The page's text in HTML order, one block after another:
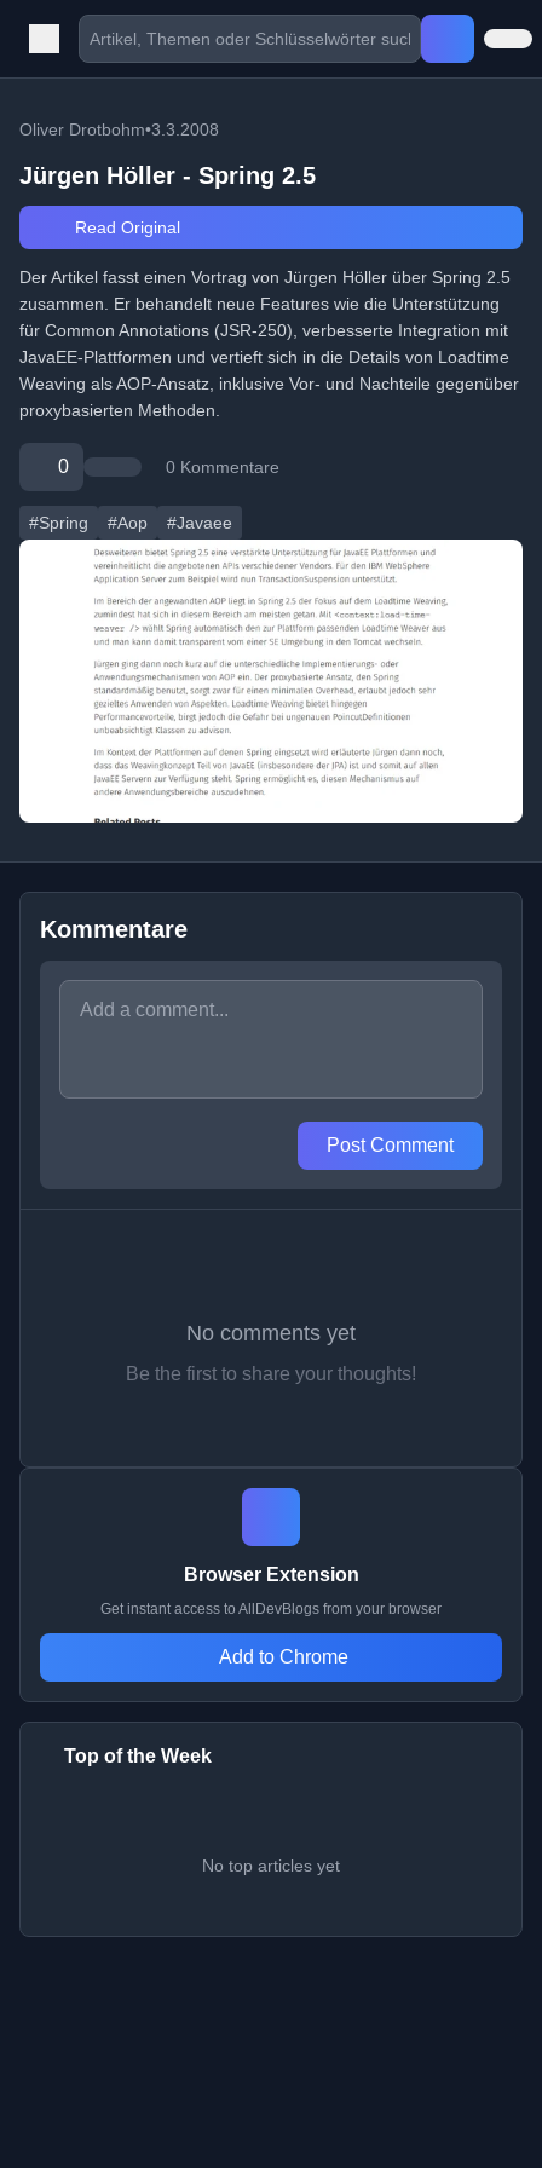
Oliver Drotbohm•3.3.2008
Jürgen Höller - Spring 2.5
Read Original
Der Artikel fasst einen Vortrag von Jürgen Höller über Spring 2.5
zusammen. Er behandelt neue Features wie die Unterstützung
für Common Annotations (JSR-250), verbesserte Integration mit
JavaEE-Plattformen und vertieft sich in die Details von Loadtime
Weaving als AOP-Ansatz, inklusive Vor- und Nachteile gegenüber
proxybasierten Methoden.
0 0 Kommentare
#Spring #Aop #Javaee
Kommentare
Post Comment
No comments yet
Be the first to share your thoughts!
Browser Extension
Get instant access to AllDevBlogs from your browser
Add to Chrome
Top of the Week
No top articles yet